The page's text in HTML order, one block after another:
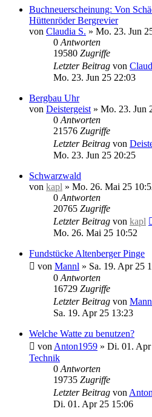
Buchneuerscheinung: Von
Hüttenröder Bergrevier
von Claudia S. » Mo. 23. Jun
0 Antworten
19580 Zugriffe
Letzter Beitrag von
Mo. 23. Jun 25 22:03
Bergbau Uhr
von Deistergeist » Mo. 23. Jun
0 Antworten
21576 Zugriffe
Letzter Beitrag von
Mo. 23. Jun 25 20:25
Schwarzwald
von kapl » Mo. 26. Mai 25
0 Antworten
20765 Zugriffe
Letzter Beitrag von kapl
Mo. 26. Mai 25 10:52
Fundstücke Altenberger Pinge
von Mannl » Sa. 19. Apr 25
0 Antworten
16729 Zugriffe
Letzter Beitrag von
Sa. 19. Apr 25 13:23
Welche Watte zu benutzen?
von Anton1959 » Di. 01.
Technik
0 Antworten
19735 Zugriffe
Letzter Beitrag von
Di. 01. Apr 25 15:06